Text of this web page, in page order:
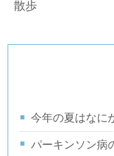
散歩
今年の夏はなに
パーキンソン病